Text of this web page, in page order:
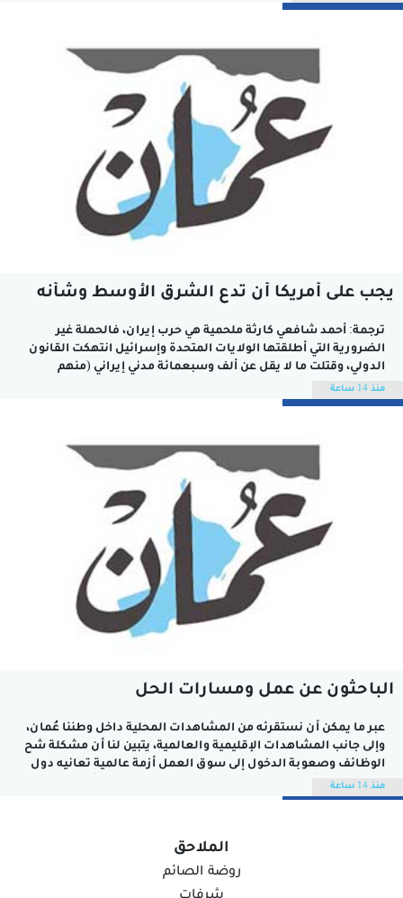
الشركات، أو في الرسائل الإلكترونية (مهما كانت بسيطة) الموجهة
يجب على أمريكا أن تدع الشرق الأوسط وشأنه
ترجمة: أحمد شافعي كارثة ملحمية هي حرب إيران، فالحملة غير
الضرورية التي أطلقتها الولايات المتحدة وإسرائيل انتهكت القانون
الدولي، وقتلت ما لا يقل عن ألف وسبعمائة مدني إيراني (منهم
ثلاثمائة وسبعة من الأطفال)، وتسببت في إلحاق الضرر بالبنية
الأساسية المدنية، وتعميق الاضطراب الإقليمي. وتسبب رد إيران في
منذ 14 ساعة
الباحثون عن عمل ومسارات الحل
عبر ما يمكن أن نستقرئه من المشاهدات المحلية داخل وطننا عُمان،
وإلى جانب المشاهدات الإقليمية والعالمية، يتبين لنا أن مشكلة شح
الوظائف وصعوبة الدخول إلى سوق العمل أزمة عالمية تعانيه دول
كثيرة، ويكاد أن بعض الدول الإقليمية تسجل معدلات أعلى من
سلطنة عُمان في أعداد الباحثين عن عمل. ولست بصدد...
منذ 14 ساعة
الملاحق
روضة الصائم